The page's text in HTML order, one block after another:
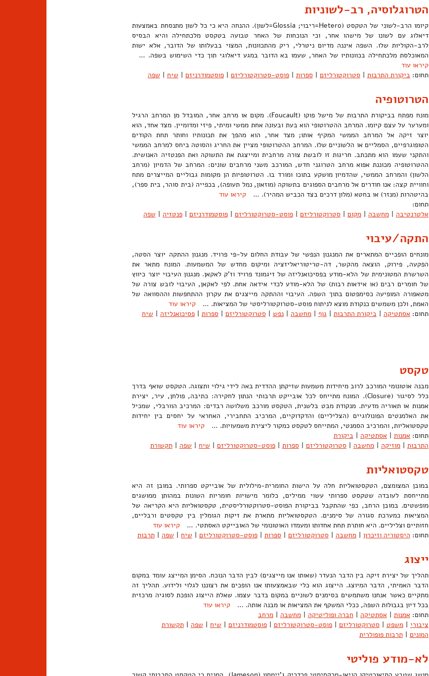
הטרוגלוסיה, רב-לשוניות
קיומו הרב-לשוני של הטקסט (Hetero=ריבוי; Glossia=לשון). ההנחה היא כי כל לשון מתנסחת באמצעות
דיאלוג עם לשונו של מישהו אחר, וכי הנוכחות של האחר טבועה בטקסט מלכתחילה והיא הבסיס
לרב-הקוליות שלו. השפה איננה מדיום ניטרלי, ריק מהתכוונות, המצוי בבעלותו של הדובר, אלא ישות
המאוכלסת מלכתחילה בכוונותיו של האחר, שעמו בא הדובר במגע דיאלוגי תוך כדי השימוש בשפה. …
קיראו עוד
תחום:ביקורת התרבות | סטרוקטורליזם | ספרות | פוסט-סטרוקטורליזם | פוסטמודרניזם | שיח | שפה
הטרוטופיה
מונח מפתח בביקורת התרבות של מישל פוקו (Foucault). מקום או מרחב אחר, המובדל מן המרחב הרגיל
ומערער על עצם קיומו. המרחב ההטרוטופי הוא בעת ובעונה אחת ממשי ומיתי, פיזי ומדומיין. מצד אחד, הוא
יוצר זיקה אל המרחב הממשי המקיף אותו; מצד אחר, הוא מהפך את תכונותיו וחותר תחת הקודים
הטופוגרפיים, הסמליים או הלשוניים שלו. המרחב ההטרוטופי מציין את החריג והסוטה ביחס למרחב הממשי
והתקני שעמו הוא מתכתב. חריגות זו לובשת צורה מרחבית ומייצגת את התשוקה ואת הפנטזיה האנושית.
ההטרוטופיה מכוננת אפוא מרחב הטרוגני חדש, המורכב משני מרחבים שונים: המרחב של הדמיון (מרחב
הלשון) והמרחב הממשי, שהדמיון מושקע בתוכו ומורד בו. הטרוטופיות הן מקומות גבוליים המייצרים מתח
וחוויית קצה: אנו חודרים אל מרחבים הספוגים בתשוקה (מוזאון, נמל תעופה), בכפייה (בית סוהר, בית ספר),
בהיטהרות (מנזר) או בחטא (מלון דרכים בצד הכביש המהיר). …קיראו עוד
תחום:
אלטרנטיבה | מחשבה | מקום | סטרוקטורליזם | פוסט-סטרוקטורליזם | פוסטמודרניזם | פנטזיה | שפה
התקה/עיבוי
מונחים הופכיים המתארים את המנגנון הנפשי של עבודת החלום על-פי פרויד. מנגנון ההתקה יוצר הסטה,
הפקעה, פירוק, הוצאה מהקשר, דה-טריטוריאליזציה ומיקום מחדש של המשמעות. המונח מתאר את
השרשרת המטונימית של הלא-מודע בפסיכואנליזה של זיגמונד פרויד וז'ק לאקאן. מנגנון העיבוי יוצר כיווץ
של חומרים רבים (או אידאות רבות) של הלא-מודע לכדי אידאה אחת. לפי לאקאן, העיבוי לובש צורה של
מטאפורה המופיעה כסימפטום בתוך השפה. העיבוי וההתקה מייצגים את עקרון ההתחפשות וההסוואה של
האמת, ולכן משמשים כנקודת מוצא לניתוח פוסט-סטרוקטורליסטי של המציאות. …קיראו עוד
תחום: אסתטיקה | ביקורת התרבות | גוף | מחשבה | נפש | סטרוקטורליזם | ספרות | פסיכואנליזה | שיח
טקסט
מבנה אוטונומי המורכב לרוב מיחידות משמעות שזיקתן ההדדית באה לידי גילוי ותצוגה. הטקסט שואף בדרך
כלל לסיגור (Closure). המונח מתייחס לכל אובייקט תרבותי הנתון לחקירה: כתיבה, פולחן, עיר, יצירת
אמנות או תאוריה מדעית. מנקודת מבט בלשנית, הטקסט מורכב משלושה רבדים: המרכיב הוורבלי, שמכיל
את האלמנטים הפונולוגיים (הצליליים) והדקדוקיים, המרכיב התחבירי, האחראי על יחסים בין יחידות
טקסטואליות, והמרכיב הסמנטי, המתייחס לטקסט כמקור ליצירת משמעויות. …קיראו עוד
תחום: אמנות | אסתטיקה | ביקורת
התרבות | מוזיקה | מחשבה | סטרוקטורליזם | ספרות | פוסט-סטרוקטורליזם | שיח | שפה | תקשורת
טקסטואליות
במובן המצומצם, הטקסטואליות חלה על הישות החומרית-מילולית של אובייקט ספרותי. במובן זה היא
מתייחסת לעובדה שטקסט ספרותי עשוי ממילים, כלומר מישויות חומריות השונות במהותן ממושגים
מופשטים. במובן הרחב, כפי שהתקבל בביקורת הפוסט-סטרוקטורליסטית, טקסטואליות היא הקריאה של
המציאות כמערכת סגורה של סימנים. הטקסטואליות מתארת את זיקות הגומלין בין טקסטים ורבליים,
חזותיים וצליליים. היא חותרת תחת אחדותו ומעמדו האוטונומי של האובייקט האסתטי. …קיראו עוד
תחום: היסטוריה וזיכרון | מחשבה | סטרוקטורליזם | ספרות | פוסט-סטרוקטורליזם | שיח | שפה | תרבות
ייצוג
תהליך של יצירת זיקה בין הדבר הנעדר (שאותו אנו מייצגים) לבין הדבר הנוכח. הסימן המייצג עומד במקום
הדבר האמיתי, הדבר המיוצג. הייצוג הוא כלי שבאמצעותו אנו הופכים את רצוננו לגלוי ולידוע. תהליך זה
מתקיים כאשר אנחנו משתמשים בסימנים לשוניים במקום בדבר עצמו. שאלת הייצוג הופכת לסוגיה מרכזית
בכל דיון בגבולות השפה, ככלי המשקף את המציאות או מבנה אותה. …קיראו עוד
תחום: אמנות | אסתטיקה | חברה ופוליטיקה | מחשבה | מרחב
ציבורי | משפט | סטרוקטורליזם | פוסט-סטרוקטורליזם | פוסטמודרניזם | שיח | שפה | תקשורת
המונים | תרבות פופולרית
לא-מודע פוליטי